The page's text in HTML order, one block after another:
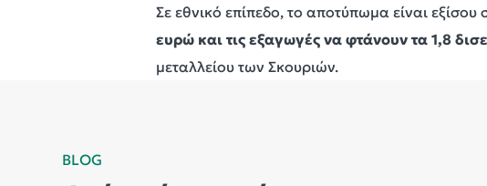
Σε εθνικό επίπεδο, το αποτύπωμα είναι εξίσου
ευρώ και τις εξαγωγές να φτάνουν τα 1,8
μεταλλείου των Σκουριών.
BLOG